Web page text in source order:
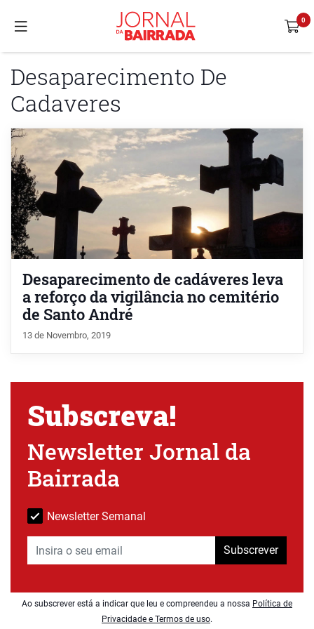
Desaparecimento De
Cadaveres
Desaparecimento de cadáveres leva
a reforço da vigilância no cemitério
de Santo André
13 de Novembro, 2019
Subscreva!
Newsletter Jornal da
Bairrada
Newsletter Semanal
Subscrever
Ao subscrever está a indicar que leu e compreendeu a nossa Política de
Privacidade e Termos de uso.